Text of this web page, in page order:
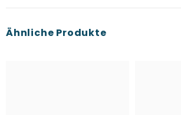
Ähnliche Produkte